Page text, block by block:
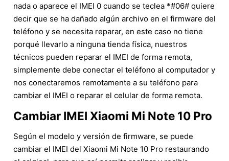
nada o aparece el IMEI 0 cuando se teclea *#06# quiere
decir que se ha dañado algún archivo en el firmware del
teléfono y se necesita reparar, en este caso no tiene
porqué llevarlo a ninguna tienda física, nuestros
técnicos pueden reparar el IMEI de forma remota,
simplemente debe conectar el teléfono al computador y
nos conectaremos remotamente a su teléfono para
cambiar el IMEI o reparar el celular de forma remota.
Cambiar IMEI Xiaomi Mi Note 10 Pro
Según el modelo y versión de firmware, se puede
cambiar el IMEI del Xiaomi Mi Note 10 Pro restaurando